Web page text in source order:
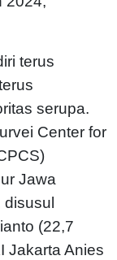
terus
serupa.
Center for
Jawa
disusul
(22,7
Jakarta Anies